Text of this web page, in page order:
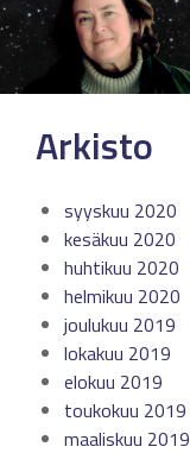
Arkisto
syyskuu 2020
kesäkuu 2020
huhtikuu 2020
helmikuu 2020
joulukuu 2019
lokakuu 2019
elokuu 2019
toukokuu 2019
maaliskuu 2019